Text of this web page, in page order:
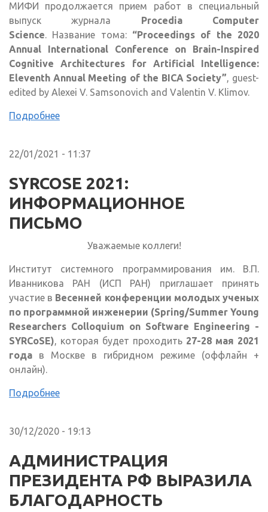
МИФИ продолжается прием работ в специальный
выпуск журнала Procedia Computer
Science. Название тома: “Proceedings of the 2020
Annual International Conference on Brain-Inspired
Cognitive Architectures for Artificial Intelligence:
Eleventh Annual Meeting of the BICA Society”, guest-
edited by Alexei V. Samsonovich and Valentin V. Klimov.
Подробнее
22/01/2021 - 11:37
SYRCOSE 2021:
ИНФОРМАЦИОННОЕ
ПИСЬМО
Уважаемые коллеги!
Институт системного программирования им. В.П.
Иванникова РАН (ИСП РАН) приглашает принять
участие в Весенней конференции молодых ученых
по программной инженерии (Spring/Summer Young
Researchers Colloquium on Software Engineering -
SYRCoSE), которая будет проходить 27-28 мая 2021
года в Москве в гибридном режиме (оффлайн +
онлайн).
Подробнее
30/12/2020 - 19:13
АДМИНИСТРАЦИЯ
ПРЕЗИДЕНТА РФ ВЫРАЗИЛА
БЛАГОДАРНОСТЬ